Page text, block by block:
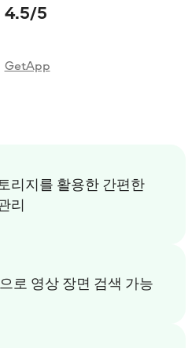
4.5/5
GetApp
리지를 활용한 간편한
리
로 영상 장면 검색 가능